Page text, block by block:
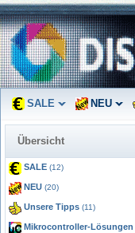
SALE NEU
Übersicht
SALE (12)
NEU (20)
Unsere Tipps (11)
Mikrocontroller-Lösungen